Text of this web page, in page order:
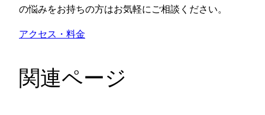
の悩みをお持ちの方はお気軽にご相談ください。
アクセス・料金
関連ページ